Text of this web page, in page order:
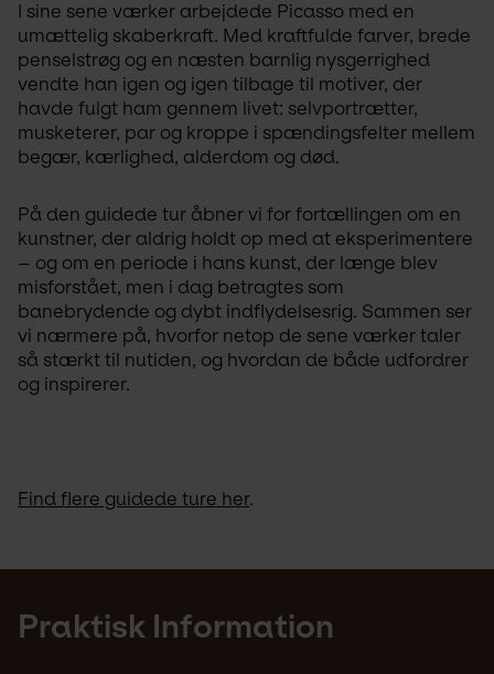
I sine sene værker arbejdede Picasso med en
umættelig skaberkraft. Med kraftfulde farver, brede
penselstrøg og en næsten barnlig nysgerrighed
vendte han igen og igen tilbage til motiver, der
havde fulgt ham gennem livet: selvportrætter,
musketerer, par og kroppe i spændingsfelter mellem
begær, kærlighed, alderdom og død.
På den guidede tur åbner vi for fortællingen om en
kunstner, der aldrig holdt op med at eksperimentere
– og om en periode i hans kunst, der længe blev
misforstået, men i dag betragtes som
banebrydende og dybt indflydelsesrig. Sammen ser
vi nærmere på, hvorfor netop de sene værker taler
så stærkt til nutiden, og hvordan de både udfordrer
og inspirerer.
Find flere guidede ture her.
Praktisk Information